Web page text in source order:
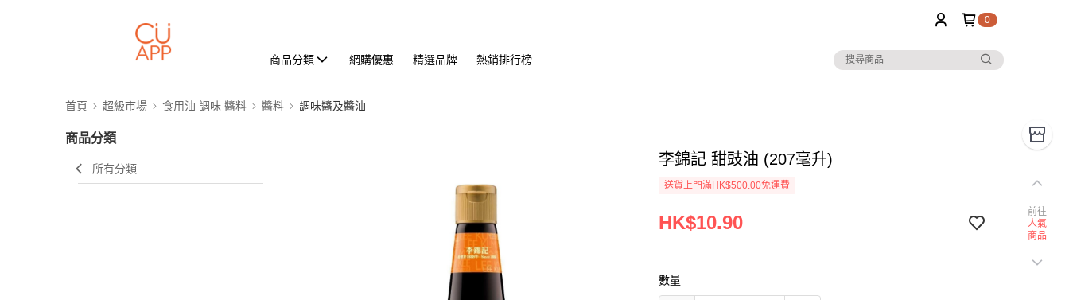
0
商品分類 網購優惠 精選品牌 熱銷排行榜
首頁 超級市場 食用油 調味 醬料 醬料 調味醬及醬油
商品分類
所有分類
李錦記 甜豉油 (207毫升)
送貨上門滿HK$500.00免運費
HK$10.90
數量
前往
人氣
商品